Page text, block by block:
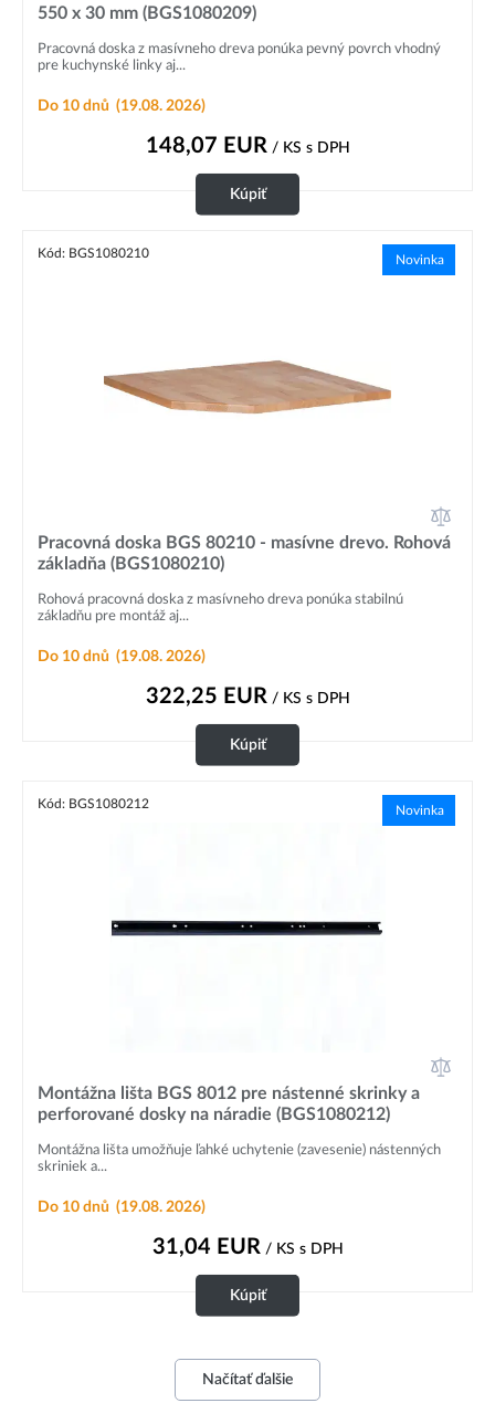
550 x 30 mm (BGS1080209)
Pracovná doska z masívneho dreva ponúka pevný povrch vhodný
pre kuchynské linky aj...
Do 10 dnů (19.08. 2026)
148,07 EUR/ KS s DPH
Kúpiť
Kód: BGS1080210 Novinka
Pracovná doska BGS 80210 - masívne drevo. Rohová
základňa (BGS1080210)
Rohová pracovná doska z masívneho dreva ponúka stabilnú
základňu pre montáž aj...
Do 10 dnů (19.08. 2026)
322,25 EUR/ KS s DPH
Kúpiť
Kód: BGS1080212 Novinka
Montážna lišta BGS 8012 pre nástenné skrinky a
perforované dosky na náradie (BGS1080212)
Montážna lišta umožňuje ľahké uchytenie (zavesenie) nástenných
skriniek a...
Do 10 dnů (19.08. 2026)
31,04 EUR/ KS s DPH
Kúpiť
Načítať ďalšie